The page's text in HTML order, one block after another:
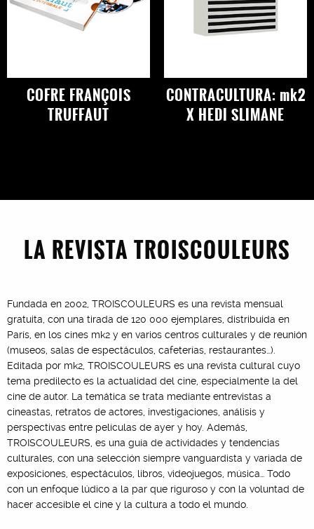
COFRE FRANÇOIS
TRUFFAUT
CONTRACULTURA: mk2
X HEDI SLIMANE
LA REVISTA TROISCOULEURS
Fundada en 2002, TROISCOULEURS es una revista mensual
gratuita, con una tirada de 120 000 ejemplares, distribuida en
París, en los cines mk2 y en varios centros culturales y de reunión
(museos, salas de espectáculos, cafeterías, restaurantes…).
Editada por mk2, TROISCOULEURS es una revista cultural cuyo
tema predilecto es la actualidad del cine, especialmente la del
cine de autor. La temática se trata mediante entrevistas a
cineastas, retratos de actores, investigaciones, análisis y
perspectivas entre películas de ayer y hoy. Además,
TROISCOULEURS, es una guía de actividades y tendencias
culturales, con una selección siempre vanguardista y variada de
exposiciones, espectáculos, libros, videojuegos, música… Todo
con un enfoque lúdico a la par que riguroso y con la voluntad de
hacer accesible el cine y la cultura a todo el mundo.